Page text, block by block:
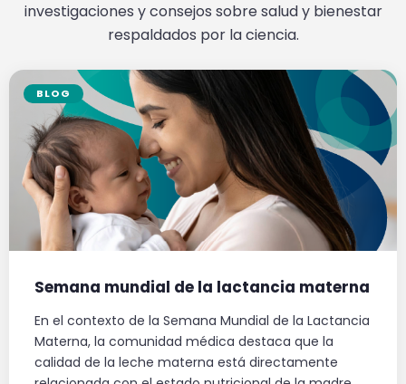
investigaciones y consejos sobre salud y bienestar
respaldados por la ciencia.
BLOG
Semana mundial de la lactancia materna
En el contexto de la Semana Mundial de la Lactancia
Materna, la comunidad médica destaca que la
calidad de la leche materna está directamente